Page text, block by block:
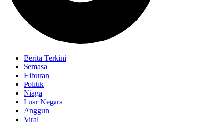
Berita Terkini
Semasa
Hiburan
Politik
Niaga
Luar Negara
Anggun
Viral